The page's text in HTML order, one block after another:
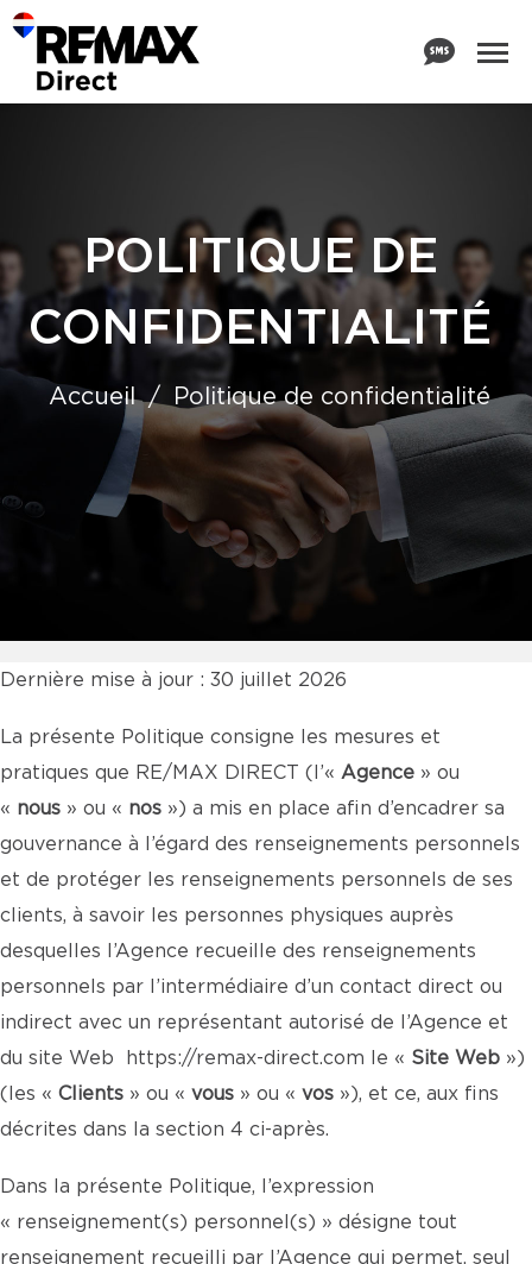
POLITIQUE DE
CONFIDENTIALITÉ
Accueil Politique de confidentialité
Dernière mise à jour : 30 juillet 2026
La présente Politique consigne les mesures et
pratiques que RE/MAX DIRECT (l’« Agence » ou
« nous » ou « nos ») a mis en place afin d’encadrer sa
gouvernance à l’égard des renseignements personnels
et de protéger les renseignements personnels de ses
clients, à savoir les personnes physiques auprès
desquelles l’Agence recueille des renseignements
personnels par l’intermédiaire d’un contact direct ou
indirect avec un représentant autorisé de l’Agence et
du site Web
https://remax-direct.com le « Site Web »)
(les « Clients » ou « vous » ou « vos »), et ce, aux fins
décrites dans la section 4 ci-après.
Dans la présente Politique, l’expression
« renseignement(s) personnel(s) » désigne tout
renseignement recueilli par l’Agence qui permet, seul